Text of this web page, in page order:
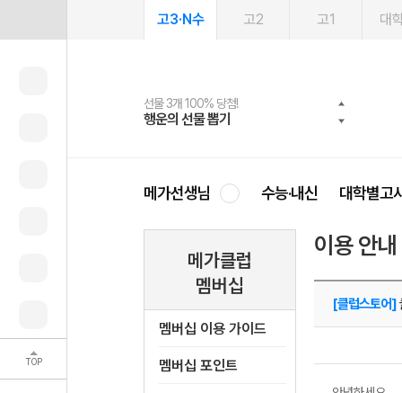
TOP
고3·N수 고2 고1 대
선물 3개 100% 당첨!
행운의 선물 뽑기
선물 100% 증정!
메가스터디 X 올리브
여름방학 스터디 캐시백
메가런 썸머스쿨
2027 러셀 단과
강사 공개선발
스마트러닝앱
설문 EVENT
메가패스
3일 무료 체험권
메가패스 수강생 무료혜택!
메가클럽 멤버십
사회공헌 캠페인
희망이룸 메가나눔
메가선생님 수능·내신 대학별고
메가클럽
멤버십
멤버십 이용 가이드
멤버십 포인트
이용 안내
[클럽스토어]